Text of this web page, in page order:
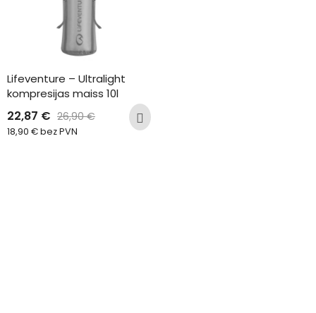
Lifeventure – Ultralight
kompresijas maiss 10l
22,87 € 26,90€
18,90 €bez PVN